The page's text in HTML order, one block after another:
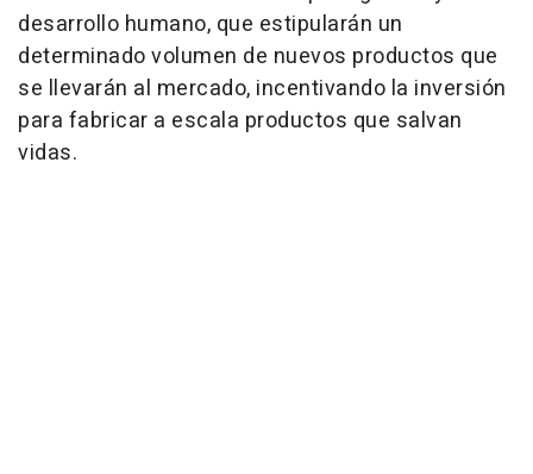
desarrollo humano, que estipularán un
determinado volumen de nuevos productos que
se llevarán al mercado, incentivando la inversión
para fabricar a escala productos que salvan
vidas.